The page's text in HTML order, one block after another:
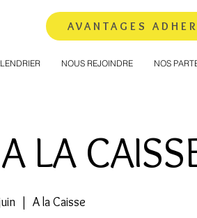
NOUS REJOINDRE NOS
AVANTAGES
LA
  |
A la Caisse